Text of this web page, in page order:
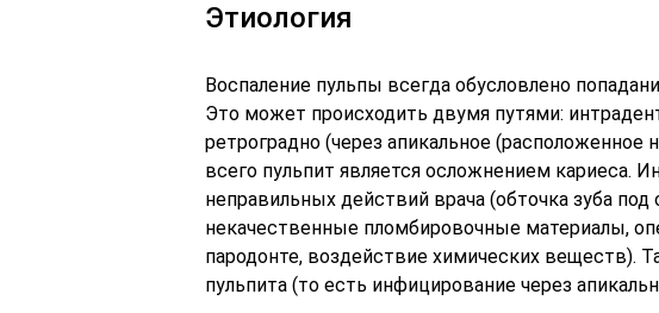
Этиология
Воспаление пульпы всегда обусловлено
Это может происходить двумя путями:
ретроградно (через апикальное
всего пульпит является осложнением кариеса.
неправильных действий врача (обточка зуба
некачественные пломбировочные материалы,
пародонте, воздействие химических веществ).
пульпита (то есть инфицирование через